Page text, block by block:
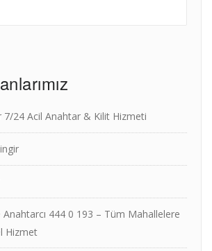
7/24 Acil Anahtar & Kilit Hizmeti
Anahtarcı 444 0 193 – Tüm Mahallelere
Hizmet